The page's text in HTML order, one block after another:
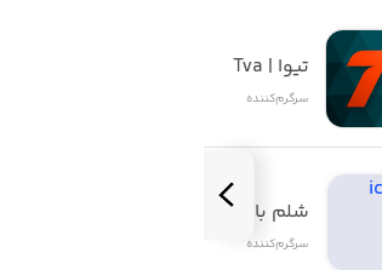
تیوا | Tva
سرگرم‌کننده
شلم باز | ShelemBaz
سرگرم‌کننده